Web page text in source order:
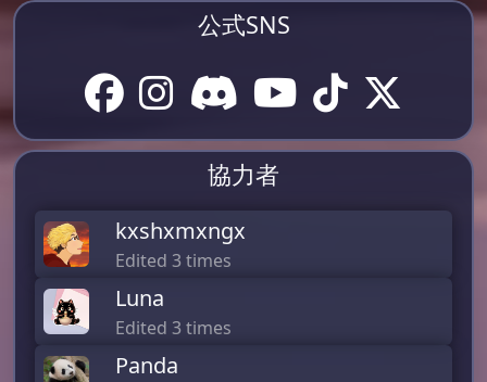
公式SNS
協力者
kxshxmxngx
Edited 3 times
Luna
Edited 3 times
Panda